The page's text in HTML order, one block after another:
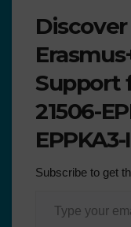
Support
21506-
Subscribe to get